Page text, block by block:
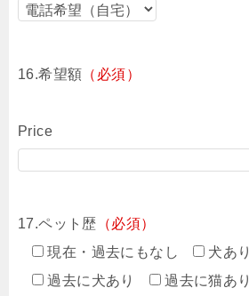
16.希望額 （必須）
Price
17.ペット歴 （必須）
現在・過去にもなし
犬あり
過去に犬あり
過去に猫あり